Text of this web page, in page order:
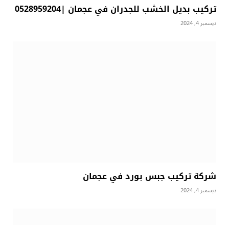
تركيب بديل الخشب للجدران في عجمان |0528959204
ديسمبر 4, 2024
شركة تركيب جبس بورد في عجمان
ديسمبر 4, 2024